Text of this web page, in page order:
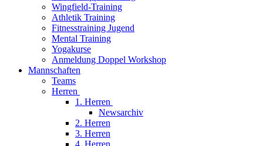
Wingfield-Training
Athletik Training
Fitnesstraining Jugend
Mental Training
Yogakurse
Anmeldung Doppel Workshop
Mannschaften
Teams
Herren
1. Herren
Newsarchiv
2. Herren
3. Herren